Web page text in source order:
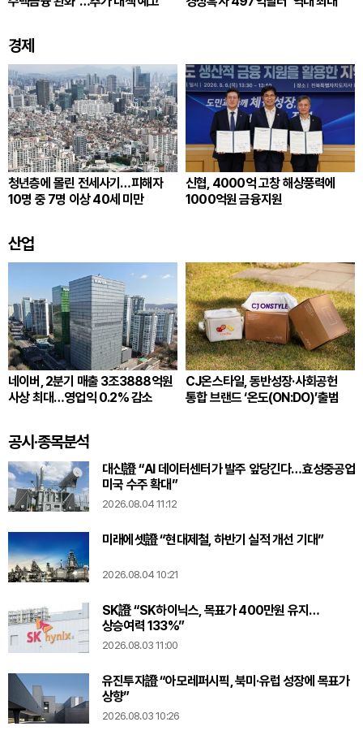
경제
청년층에 몰린 전세사기…피해자
10명 중 7명 이상 40세 미만
신협, 4000억 고창 해상풍력에
1000억원 금융지원
산업
네이버, 2분기 매출 3조3888억원
사상 최대…영업익 0.2% 감소
CJ온스타일, 동반성장·사회공헌
통합 브랜드 ‘온도(ON:DO)’출범
공시·종목분석
대신證 “AI 데이터센터가 발주 앞당긴다…효성중공업
미국 수주 확대”
2026.08.04 11:12
미래에셋證 “현대제철, 하반기 실적 개선 기대”
2026.08.04 10:21
SK證 “SK하이닉스, 목표가 400만원 유지…
상승여력 133%”
2026.08.03 11:00
유진투자證 “아모레퍼시픽, 북미·유럽 성장에 목표가
상향”
2026.08.03 10:26